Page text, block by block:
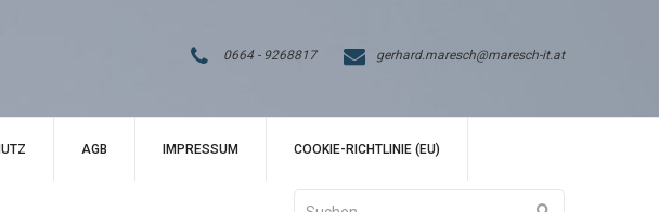
0664 - 9268817 gerhard.maresch@maresch-it.at
AGB IMPRESSUM COOKIE-RICHTLINIE (EU)